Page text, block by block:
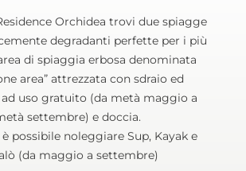
Orchidea trovi due spiagge
degradanti perfette per i più
di spiaggia erbosa denominata
area” attrezzata con sdraio ed
uso gratuito (da metà maggio a
settembre) e doccia.
possibile noleggiare Sup, Kayak e
(da maggio a settembre)